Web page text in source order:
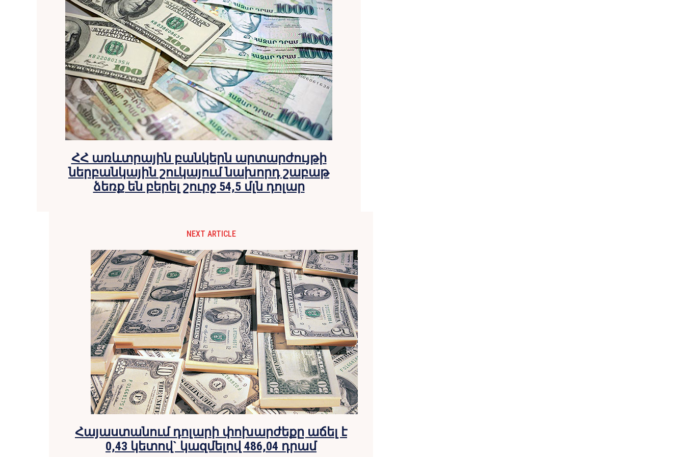
ՀՀ առևտրային բանկերն արտարժույթի
ներբանկային շուկայում նախորդ շաբաթ
ձեռք են բերել շուրջ 54,5 մլն դոլար
NEXT ARTICLE
Հայաստանում դոլարի փոխարժեքը աճել է
0,43 կետով` կազմելով 486,04 դրամ